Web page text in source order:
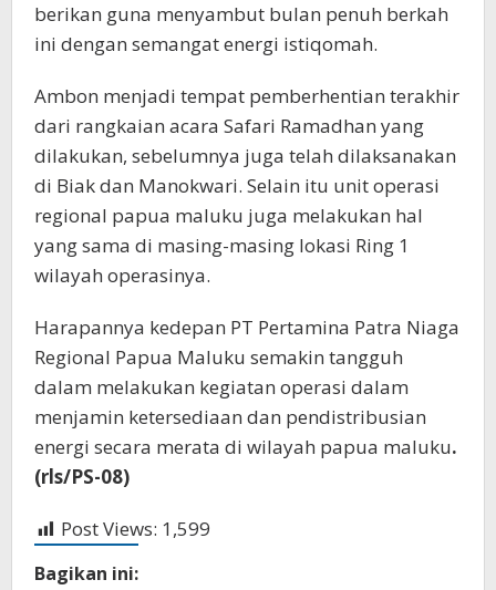
berikan guna menyambut bulan penuh berkah
ini dengan semangat energi istiqomah.
Ambon menjadi tempat pemberhentian terakhir
dari rangkaian acara Safari Ramadhan yang
dilakukan, sebelumnya juga telah dilaksanakan
di Biak dan Manokwari. Selain itu unit operasi
regional papua maluku juga melakukan hal
yang sama di masing-masing lokasi Ring 1
wilayah operasinya.
Harapannya kedepan PT Pertamina Patra Niaga
Regional Papua Maluku semakin tangguh
dalam melakukan kegiatan operasi dalam
menjamin ketersediaan dan pendistribusian
energi secara merata di wilayah papua maluku.
(rls/PS-08)
Post Views: 1,599
Bagikan ini: